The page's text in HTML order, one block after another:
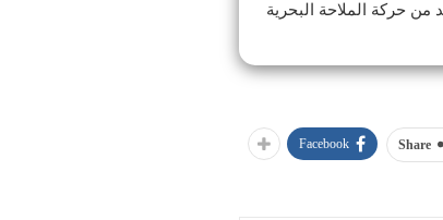
من حركة الملاحة البحرية
Share
Facebook